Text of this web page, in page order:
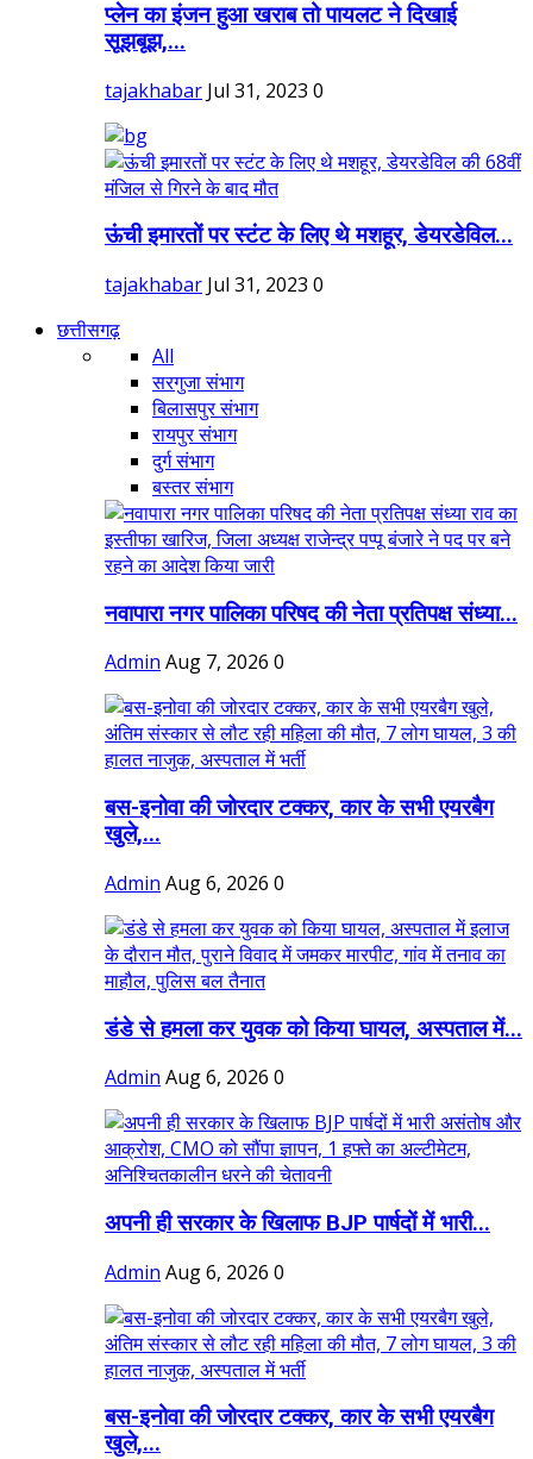
प्लेन का इंजन हुआ खराब तो पायलट ने दिखाई
सूझबूझ,...
tajakhabar Jul 31, 2023 0
ऊंची इमारतों पर स्टंट के लिए थे मशहूर, डेयरडेविल...
tajakhabar Jul 31, 2023 0
छत्तीसगढ़
All
सरगुजा संभाग
बिलासपुर संभाग
रायपुर संभाग
दुर्ग संभाग
बस्तर संभाग
नवापारा नगर पालिका परिषद की नेता प्रतिपक्ष संध्या...
Admin Aug 7, 2026 0
बस-इनोवा की जोरदार टक्कर, कार के सभी एयरबैग
खुले,...
Admin Aug 6, 2026 0
डंडे से हमला कर युवक को किया घायल, अस्पताल में...
Admin Aug 6, 2026 0
अपनी ही सरकार के खिलाफ BJP पार्षदों में भारी...
Admin Aug 6, 2026 0
बस-इनोवा की जोरदार टक्कर, कार के सभी एयरबैग
खुले,...